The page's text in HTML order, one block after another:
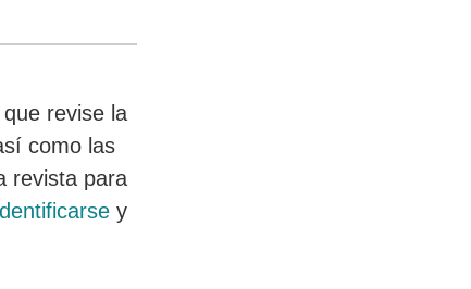
revise la
como las
revista para
y